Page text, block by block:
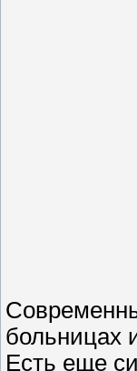
больницах
Есть еще